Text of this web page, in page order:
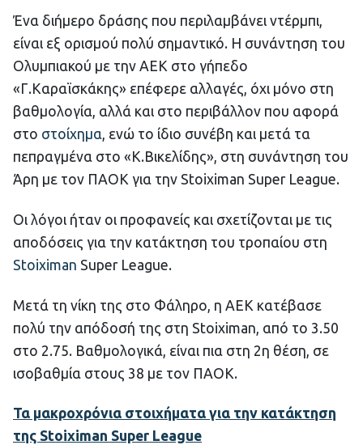
Ένα διήμερο δράσης που περιλαμβάνει ντέρμπι,
είναι εξ ορισμού πολύ σημαντικό. Η συνάντηση του
Ολυμπιακού με την ΑΕΚ στο γήπεδο
«Γ.Καραϊσκάκης» επέφερε αλλαγές, όχι μόνο στη
βαθμολογία, αλλά και στο περιβάλλον που αφορά
στο στοίχημα, ενώ το ίδιο συνέβη και μετά τα
πεπραγμένα στο «Κ.Βικελίδης», στη συνάντηση του
Άρη με τον ΠΑΟΚ για την Stoiximan Super League.
Οι λόγοι ήταν οι προφανείς και σχετίζονται με τις
αποδόσεις για την κατάκτηση του τροπαίου στη
Stoiximan Super League.
Μετά τη νίκη της στο Φάληρο, η ΑΕΚ κατέβασε
πολύ την απόδοσή της στη Stoiximan, από το 3.50
στο 2.75. Βαθμολογικά, είναι πια στη 2η θέση, σε
ισοβαθμία στους 38 με τον ΠΑΟΚ.
Τα μακροχρόνια στοιχήματα για την κατάκτηση
της Stoiximan Super League